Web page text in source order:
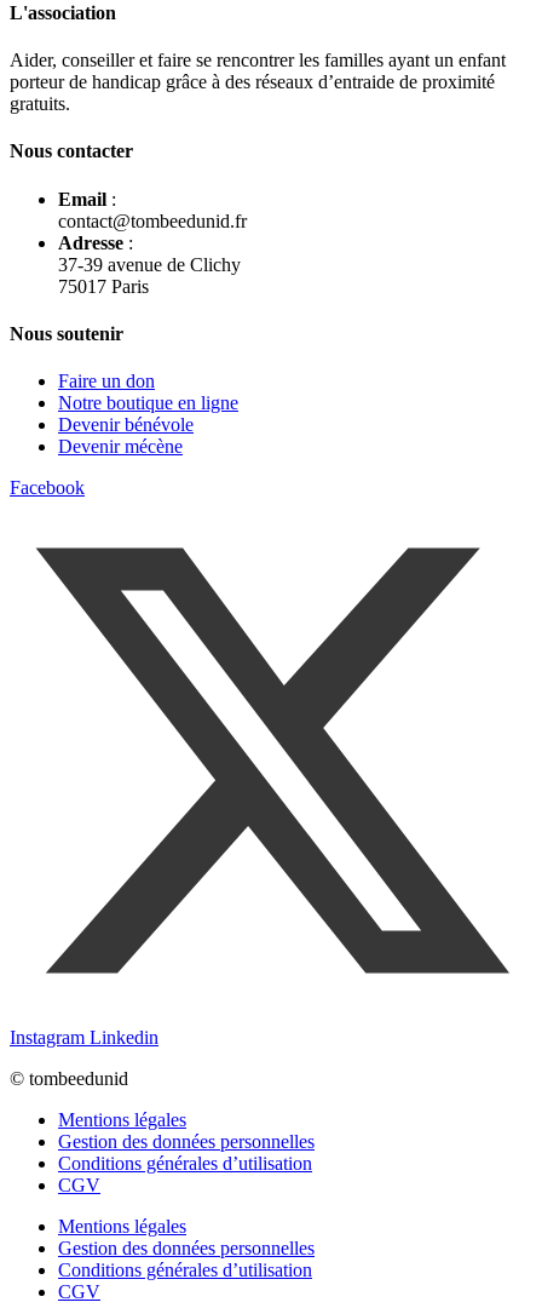
L'association
Aider, conseiller et faire se rencontrer les familles ayant un enfant
porteur de handicap grâce à des réseaux d’entraide de proximité
gratuits.
Nous contacter
Email :
contact@tombeedunid.fr
Adresse :
37-39 avenue de Clichy
75017 Paris
Nous soutenir
Faire un don
Notre boutique en ligne
Devenir bénévole
Devenir mécène
Facebook
Instagram Linkedin
© tombeedunid
Mentions légales
Gestion des données personnelles
Conditions générales d’utilisation
CGV
Mentions légales
Gestion des données personnelles
Conditions générales d’utilisation
CGV